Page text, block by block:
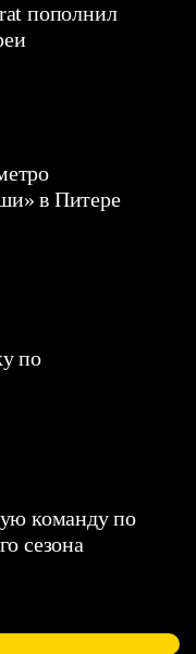
пополнил
в Питере
по
команду по
сезона